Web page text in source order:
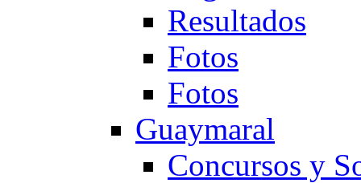
Resultados
Fotos
Fotos
Guaymaral
Concursos y